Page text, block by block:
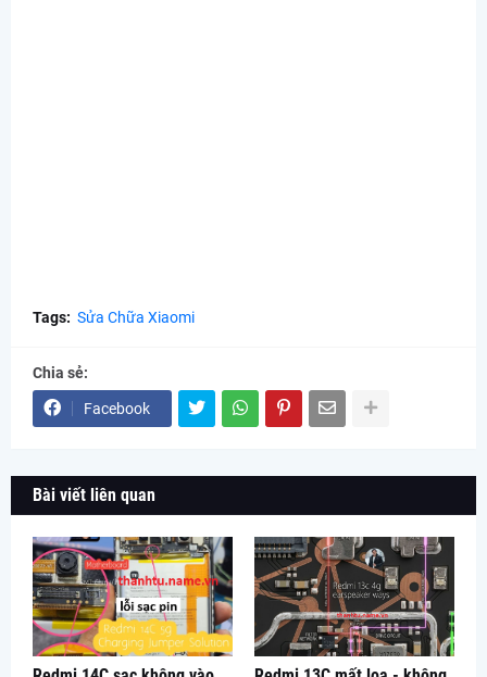
Tags: Sửa Chữa Xiaomi
Chia sẻ:
Facebook
Bài viết liên quan